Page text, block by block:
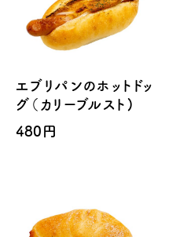
エブリパンのホットドッ
グ（カリーブルスト)
480円